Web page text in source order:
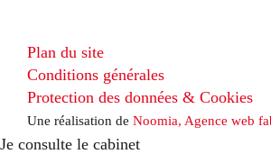
Plan du site
Conditions générales
Protection des données & Cookies
Une réalisation de Noomia, Agence web
Je consulte le cabinet